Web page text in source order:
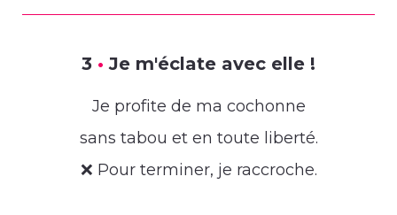
3 • Je m'éclate avec elle !
Je profite de ma cochonne
sans tabou et en toute liberté.
❌ Pour terminer, je raccroche.